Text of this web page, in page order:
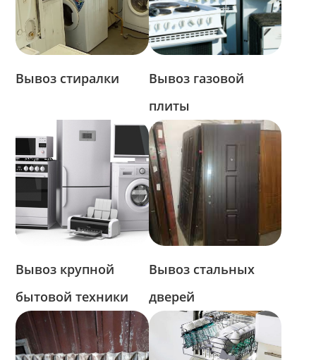
Вывоз стиралки
Вывоз газовой
плиты
Вывоз крупной
бытовой техники
Вывоз стальных
дверей